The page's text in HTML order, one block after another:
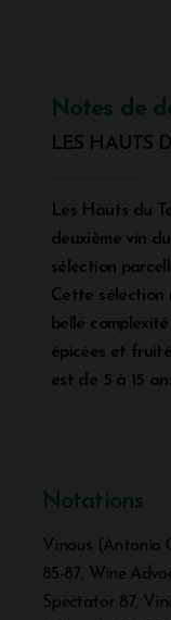
Notes de
LES HAUTS
Les Hauts du
deuxième vin
sélection
Cette sélection
belle
épicées et
est de 5 à 15
Notations
Vinous (Antonio
85-87, Wine
Spectator 87,